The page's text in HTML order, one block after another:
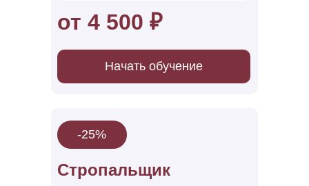
от 4 500 ₽
Начать обучение
Стропальщик
-25%